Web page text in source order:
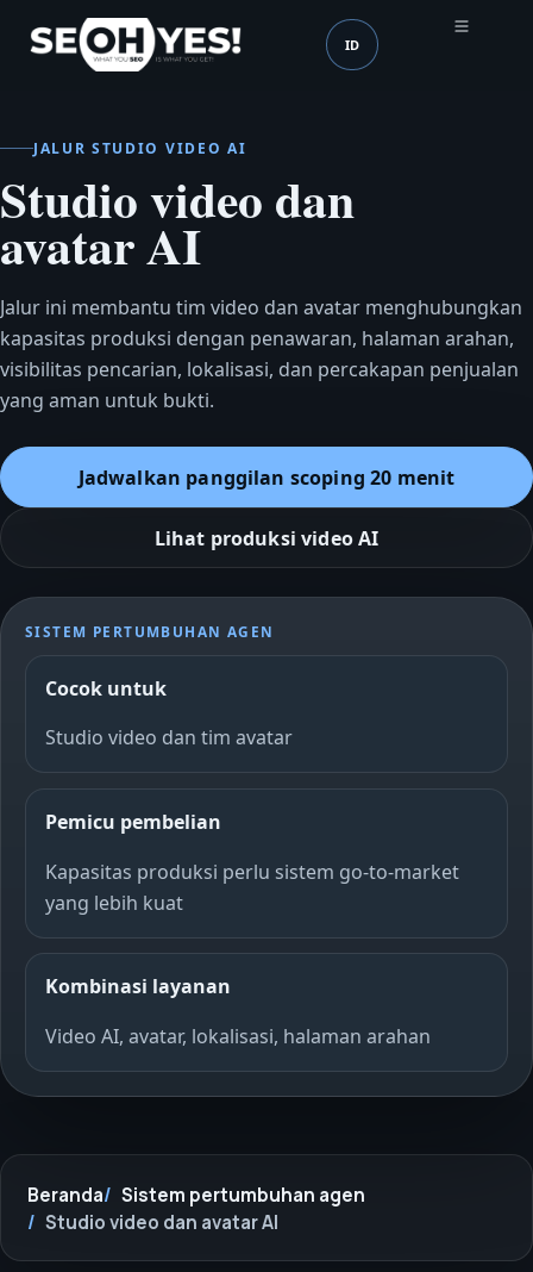
SEOH Bahasa (mobile
ID
JALUR STUDIO VIDEO AI
Studio video dan
avatar AI
Jalur ini membantu tim video dan avatar menghubungkan
kapasitas produksi dengan penawaran, halaman arahan,
visibilitas pencarian, lokalisasi, dan percakapan penjualan
yang aman untuk bukti.
Jadwalkan panggilan scoping 20 menit
Lihat produksi video AI
SISTEM PERTUMBUHAN AGEN
Cocok untuk
Studio video dan tim avatar
Pemicu pembelian
Kapasitas produksi perlu sistem go-to-market
yang lebih kuat
Kombinasi layanan
Video AI, avatar, lokalisasi, halaman arahan
Beranda
Sistem pertumbuhan agen
Studio video dan avatar AI